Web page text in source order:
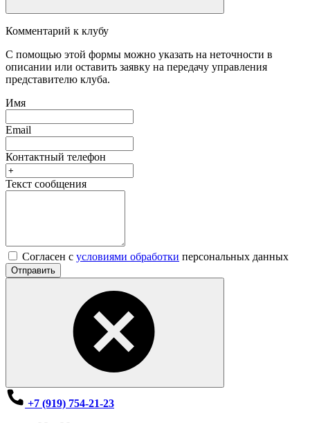
Комментарий к клубу
С помощью этой формы можно указать на неточности в
описании или оставить заявку на передачу управления
представителю клуба.
Имя
Email
Контактный телефон
Текст сообщения
Согласен с условиями обработки персональных данных
Отправить
+7 (919) 754-21-23